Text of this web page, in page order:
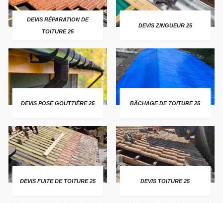
DEVIS RÉPARATION DE
TOITURE 25
DEVIS ZINGUEUR 25
DEVIS POSE GOUTTIÈRE 25 BÂCHAGE DE TOITURE 25
DEVIS FUITE DE TOITURE 25 DEVIS TOITURE 25